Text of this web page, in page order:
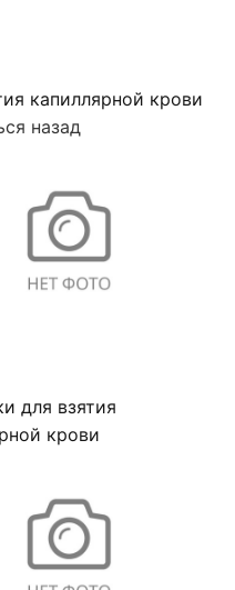
капиллярной крови
назад
для взятия
крови